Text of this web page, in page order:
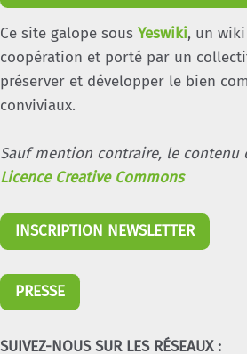
Ce site galope sous Yeswiki, un
coopération et porté par un
préserver et développer le bien
conviviaux.
Sauf mention contraire, le contenu
Licence Creative Commons
INSCRIPTION NEWSLETTER
PRESSE
SUIVEZ-NOUS SUR LES RÉSEAUX :